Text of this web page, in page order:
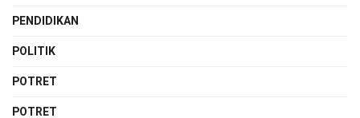
PENDIDIKAN
POLITIK
POTRET
POTRET